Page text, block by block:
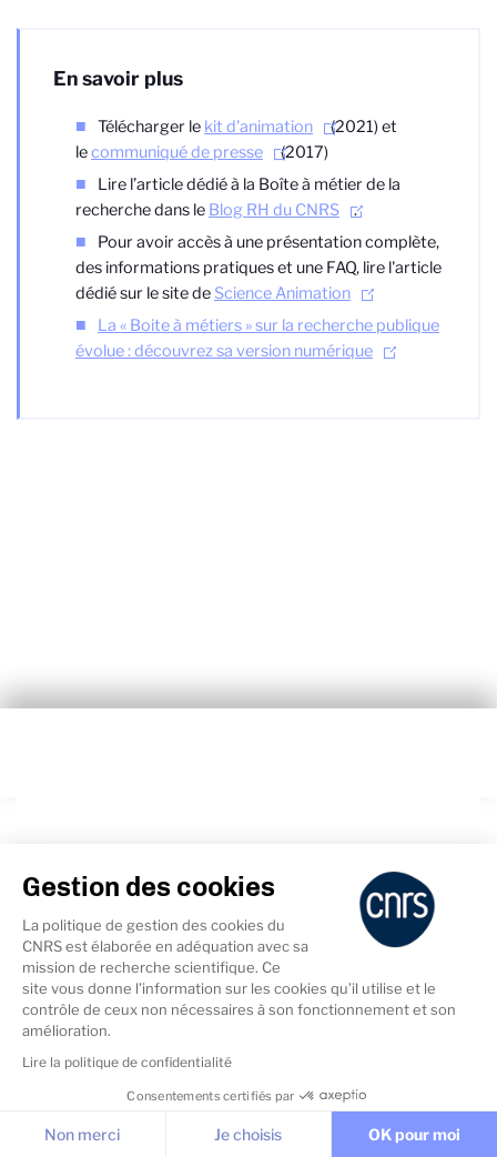
En savoir plus
Télécharger le kit d'animation
(2021) et
lecommuniqué de presse
(2017)
Lire l’article dédié à la Boîte à métier de la
recherche dans le Blog RH du CNRS
.
Pour avoir accès à une présentation complète,
des informations pratiques et une FAQ, lire l'article
dédié sur le site de Science Animation
La « Boite à métiers » sur la recherche publique
évolue : découvrez sa version numérique
Exposition itinérante :
Femmes en sciences
Les métiers scientifiques et techniques
sont, à tort, encore trop souvent
considérés comme des métiers masculins.
Gestion des cookies
La politique de gestion des cookies du
CNRS est élaborée en adéquation avec sa
mission de recherche scientifique. Ce
site vous donne l’information sur les cookies qu’il utilise et le
contrôle de ceux non nécessaires à son fonctionnement et son
amélioration.
Lire la politique de confidentialité
Consentements certifiés par
Non merci Je choisis OK pour moi